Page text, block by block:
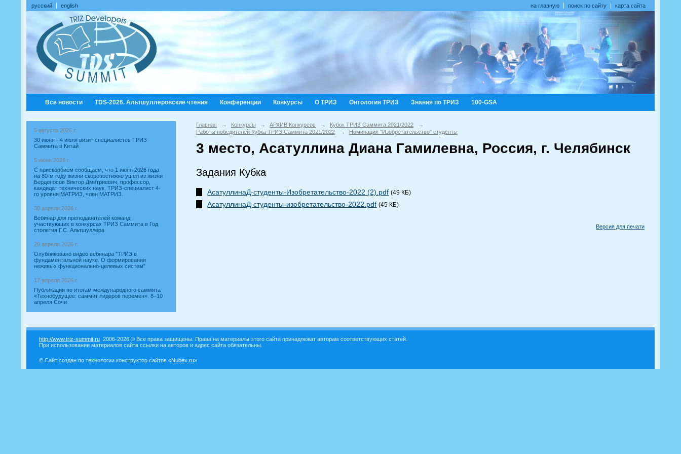
русский english на главную поиск по сайту карта сайта
Все новости TDS-2026. Альтшуллеровские чтения Конференции Конкурсы О ТРИЗ Онтология ТРИЗ Знания по ТРИЗ 100-GSA
5 августа 2026 г.
30 июня - 4 июля визит специалистов ТРИЗ
Саммита в Китай
5 июня 2026 г.
С прискорбием сообщаем, что 1 июня 2026 года
на 80-м году жизни скоропостижно ушел из жизни
Бердоносов Виктор Дмитриевич, профессор,
кандидат технических наук, ТРИЗ-специалист 4-
го уровня МАТРИЗ, член МАТРИЗ.
30 апреля 2026 г.
Вебинар для преподавателей команд,
участвующих в конкурсах ТРИЗ Саммита в Год
столетия Г.С. Альтшуллера
29 апреля 2026 г.
Опубликовано видео вебинара "ТРИЗ в
фундаментальной науке. О формировании
неживых функционально-целевых систем"
17 апреля 2026 г.
Публикации по итогам международного саммита
«Технобудущее: саммит лидеров перемен». 8–10
апреля Сочи
Главная → Конкурсы → АРХИВ Конкурсов → Кубок ТРИЗ Саммита 2021/2022
→
Работы победителей Кубка ТРИЗ Саммита 2021/2022
→ Номинация "Изобретательство" студенты
3 место, Асатуллина Диана Гамилевна, Россия, г. Челябинск
Задания Кубка
АсатуллинаД-студенты-Изобретательство-2022 (2).pdf (49 КБ)
АсатуллинаД-студенты-изобретательство-2022.pdf (45 КБ)
Версия для печати
http://www.triz-summit.ru 2006-2026 © Все права защищены. Права на материалы этого сайта принадлежат авторам соответствующих статей.
При использовании материалов сайта ссылки на авторов и адрес сайта обязательны.
© Сайт создан по технологии конструктор сайтов «Nubex.ru»